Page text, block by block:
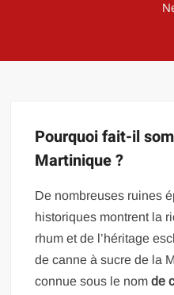
Pourquoi fait-il
Martinique ?
De nombreuses ruines
historiques montrent la
rhum et de l’héritage
de canne à sucre de la
connue sous le nomde